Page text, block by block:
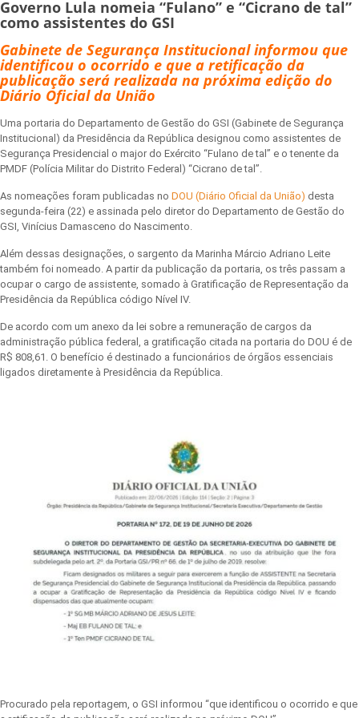
Governo Lula nomeia “Fulano” e “Cicrano de tal”
como assistentes do GSI
Gabinete de Segurança Institucional informou que
identificou o ocorrido e que a retificação da
publicação será realizada na próxima edição do
Diário Oficial da União
Uma portaria do Departamento de Gestão do GSI (Gabinete de Segurança
Institucional) da Presidência da República designou como assistentes de
Segurança Presidencial o major do Exército “Fulano de tal” e o tenente da
PMDF (Polícia Militar do Distrito Federal) “Cicrano de tal”.
As nomeações foram publicadas no DOU (Diário Oficial da União) desta
segunda-feira (22) e assinada pelo diretor do Departamento de Gestão do
GSI, Vinícius Damasceno do Nascimento.
Além dessas designações, o sargento da Marinha Márcio Adriano Leite
também foi nomeado. A partir da publicação da portaria, os três passam a
ocupar o cargo de assistente, somado à Gratificação de Representação da
Presidência da República código Nível IV.
De acordo com um anexo da lei sobre a remuneração de cargos da
administração pública federal, a gratificação citada na portaria do DOU é de
R$ 808,61. O benefício é destinado a funcionários de órgãos essenciais
ligados diretamente à Presidência da República.
Procurado pela reportagem, o GSI informou “que identificou o ocorrido e que